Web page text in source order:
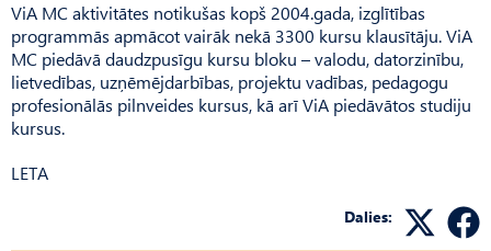
ViA MC aktivitātes notikušas kopš 2004.gada, izglītības
programmās apmācot vairāk nekā 3300 kursu klausītāju. ViA
MC piedāvā daudzpusīgu kursu bloku – valodu, datorzinību,
lietvedības, uzņēmējdarbības, projektu vadības, pedagogu
profesionālās pilnveides kursus, kā arī ViA piedāvātos studiju
kursus.
LETA
Dalies: